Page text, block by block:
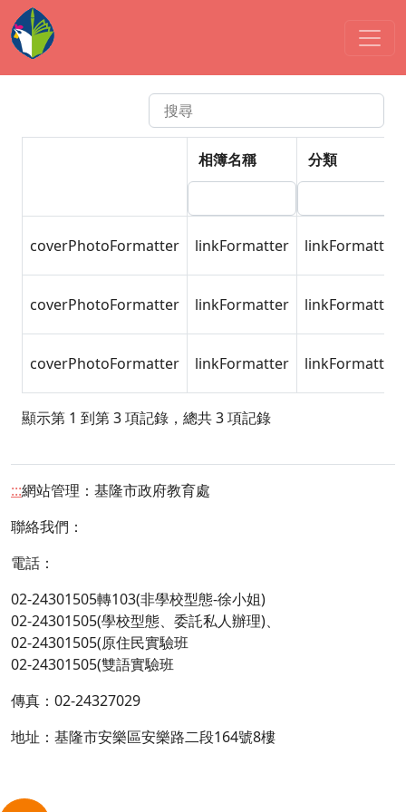
::: 活動集錦
依分類檢索
相簿名稱 分類
coverPhotoFormatter linkFormatter linkFormatter
coverPhotoFormatter linkFormatter linkFormatter
coverPhotoFormatter linkFormatter linkFormatter
顯示第 1 到第 3 項記錄，總共 3 項記錄
:::網站管理：基隆市政府教育處
聯絡我們：
電話：
02-24301505轉103(非學校型態-徐小姐)
02-24301505(學校型態、委託私人辦理)、
02-24301505(原住民實驗班
02-24301505(雙語實驗班
傳真：02-24327029
地址：基隆市安樂區安樂路二段164號8樓